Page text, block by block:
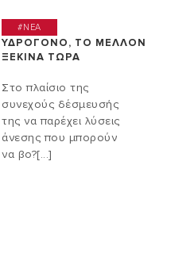
#NEA
ΥΔΡΟΓΟΝΟ, ΤΟ ΜΕΛΛΟΝ
ΞΕΚΙΝΑ ΤΩΡΑ
Στο πλαίσιο της
συνεχούς δέσμευσής
της να παρέχει λύσεις
άνεσης που μπορούν
να βο?[...]